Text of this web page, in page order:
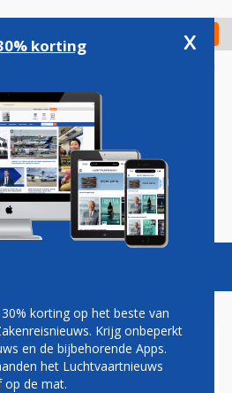
Check in
Podcasts Vacatures
korting x
korting op het beste van
Krijg onbeperkt
en de bijbehorende Apps.
het Luchtvaartnieuws
op de mat.